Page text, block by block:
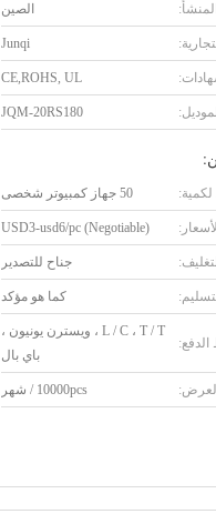
الصين
Junqi
CE,ROHS, UL
JQM-20RS180
لكمية: 50 جهاز كمبيوتر شخصى
الأسعار: USD3-usd6/pc (Negotiable)
جناح للتصدير
كما هو مؤكد
L / C ، T / T ، ويسترن يونيون ،
باي بال
10000pcs / شهر